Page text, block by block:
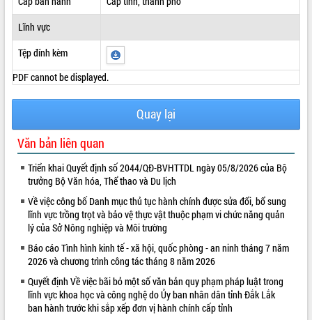
Lĩnh vực
Tệp đính kèm
PDF cannot be displayed.
Quay lại
Văn bản liên quan
Triển khai Quyết định số 2044/QĐ-BVHTTDL ngày 05/8/2026 của Bộ
trưởng Bộ Văn hóa, Thể thao và Du lịch
Về việc công bố Danh mục thủ tục hành chính được sửa đổi, bổ sung
lĩnh vực trồng trọt và bảo vệ thực vật thuộc phạm vi chức năng quản
lý của Sở Nông nghiệp và Môi trường
Báo cáo Tình hình kinh tế - xã hội, quốc phòng - an ninh tháng 7 năm
2026 và chương trình công tác tháng 8 năm 2026
Quyết định Về việc bãi bỏ một số văn bản quy phạm pháp luật trong
lĩnh vực khoa học và công nghệ do Ủy ban nhân dân tỉnh Đắk Lắk
ban hành trước khi sắp xếp đơn vị hành chính cấp tỉnh